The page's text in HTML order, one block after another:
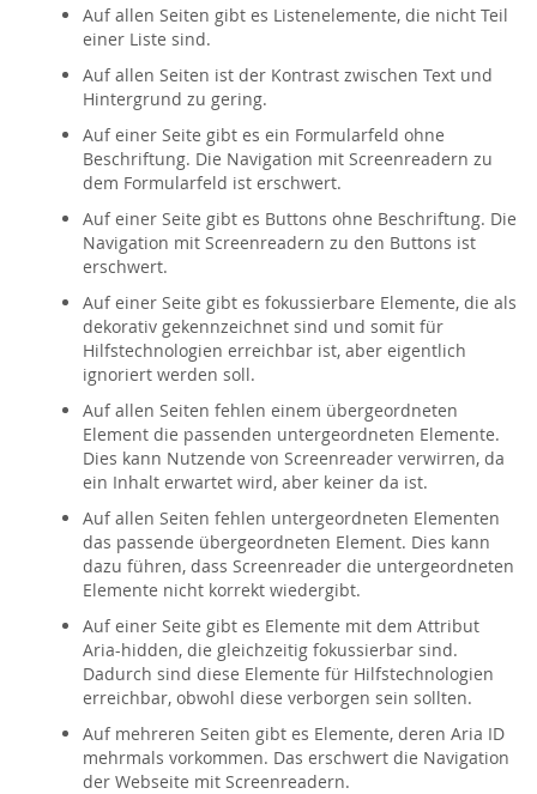
Auf allen Seiten gibt es Listenelemente, die nicht Teil
einer Liste sind.
Auf allen Seiten ist der Kontrast zwischen Text und
Hintergrund zu gering.
Auf einer Seite gibt es ein Formularfeld ohne
Beschriftung. Die Navigation mit Screenreadern zu
dem Formularfeld ist erschwert.
Auf einer Seite gibt es Buttons ohne Beschriftung. Die
Navigation mit Screenreadern zu den Buttons ist
erschwert.
Auf einer Seite gibt es fokussierbare Elemente, die als
dekorativ gekennzeichnet sind und somit für
Hilfstechnologien erreichbar ist, aber eigentlich
ignoriert werden soll.
Auf allen Seiten fehlen einem übergeordneten
Element die passenden untergeordneten Elemente.
Dies kann Nutzende von Screenreader verwirren, da
ein Inhalt erwartet wird, aber keiner da ist.
Auf allen Seiten fehlen untergeordneten Elementen
das passende übergeordneten Element. Dies kann
dazu führen, dass Screenreader die untergeordneten
Elemente nicht korrekt wiedergibt.
Auf einer Seite gibt es Elemente mit dem Attribut
Aria-hidden, die gleichzeitig fokussierbar sind.
Dadurch sind diese Elemente für Hilfstechnologien
erreichbar, obwohl diese verborgen sein sollten.
Auf mehreren Seiten gibt es Elemente, deren Aria ID
mehrmals vorkommen. Das erschwert die Navigation
der Webseite mit Screenreadern.